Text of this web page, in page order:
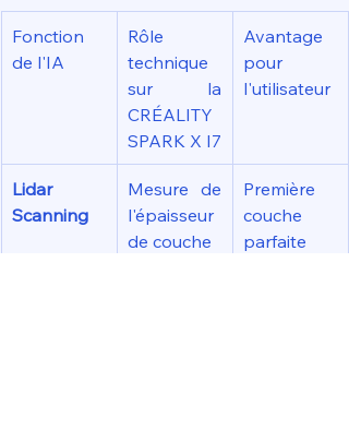
Fonction
de l'IA
Rôle
technique
sur la
CRÉALITY
SPARK X I7
Avantage
pour
l'utilisateur
Lidar
Scanning
Mesure de
l'épaisseur
de couche
Première
couche
parfaite